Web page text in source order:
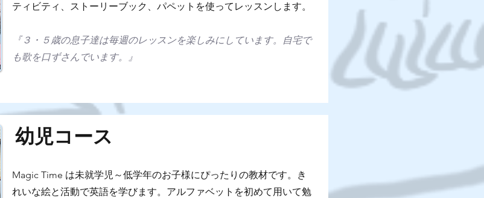
ティビティ、ストーリーブック、パペットを使ってレッスンします。
『３・５歳の息子達は毎週のレッスンを楽しみにしています。自宅で
も歌を口ずさんでいます。』
幼児コース
Magic Time は未就学児～低学年のお子様にぴったりの教材です。き
れいな絵と活動で英語を学びます。アルファベットを初めて用いて勉